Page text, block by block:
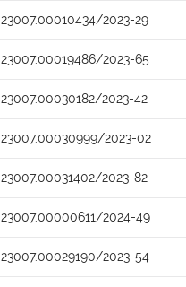
23007.00010434/2023-29
23007.00019486/2023-65
23007.00030182/2023-42
23007.00030999/2023-02
23007.00031402/2023-82
23007.00000611/2024-49
23007.00029190/2023-54